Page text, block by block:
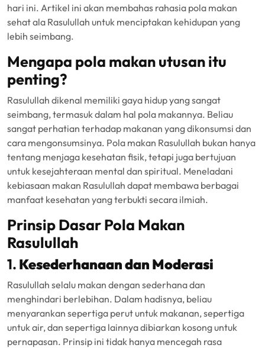
hari ini. Artikel ini akan membahas rahasia pola makan
sehat ala Rasulullah untuk menciptakan kehidupan yang
lebih seimbang.
Mengapa pola makan utusan itu
penting?
Rasulullah dikenal memiliki gaya hidup yang sangat
seimbang, termasuk dalam hal pola makannya. Beliau
sangat perhatian terhadap makanan yang dikonsumsi dan
cara mengonsumsinya. Pola makan Rasulullah bukan hanya
tentang menjaga kesehatan fisik, tetapi juga bertujuan
untuk kesejahteraan mental dan spiritual. Meneladani
kebiasaan makan Rasulullah dapat membawa berbagai
manfaat kesehatan yang terbukti secara ilmiah.
Prinsip Dasar Pola Makan
Rasulullah
1. Kesederhanaan dan Moderasi
Rasulullah selalu makan dengan sederhana dan
menghindari berlebihan. Dalam hadisnya, beliau
menyarankan sepertiga perut untuk makanan, sepertiga
untuk air, dan sepertiga lainnya dibiarkan kosong untuk
pernapasan. Prinsip ini tidak hanya mencegah rasa